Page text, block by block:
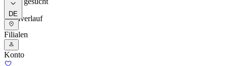
Suchverlauf
DE
Filialen
Konto